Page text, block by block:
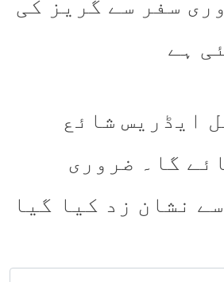
سفر سے گریز کی
ہے
ایڈریس شائع
گا۔ ضروری
سے نشان زد کیا گیا